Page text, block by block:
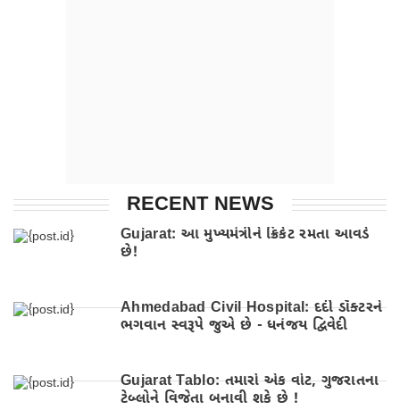
RECENT NEWS
Gujarat: આ મુખ્યમંત્રીને ક્રિકેટ રમતા આવડે
છે!
Ahmedabad Civil Hospital: દર્દી ડૉક્ટરને
ભગવાન સ્વરૂપે જુએ છે - ધનંજય દ્વિવેદી
Gujarat Tablo: તમારો એક વોટ, ગુજરાતના
ટેબ્લોને વિજેતા બનાવી શકે છે !